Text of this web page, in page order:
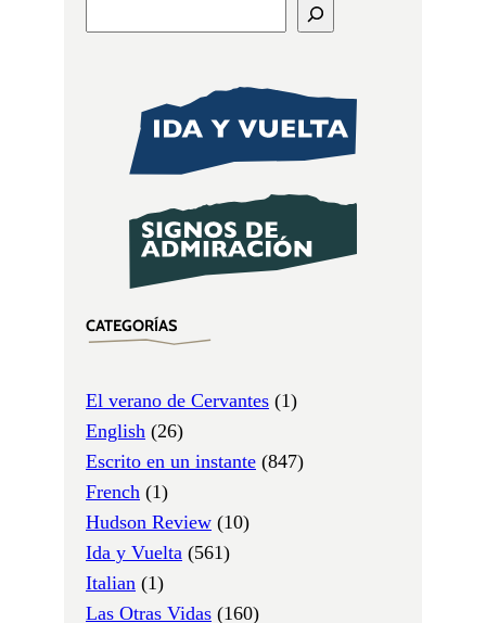
CATEGORÍAS
El verano de Cervantes (1)
English (26)
Escrito en un instante (847)
French (1)
Hudson Review (10)
Ida y Vuelta (561)
Italian (1)
Las Otras Vidas (160)